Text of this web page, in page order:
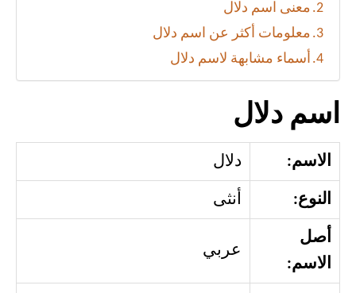
معنى اسم دلال
معلومات أكثر عن اسم دلال
أسماء مشابهة لاسم دلال
اسم دلال
الاسم: دلال
النوع: أنثى
أصل
الاسم:
عربي